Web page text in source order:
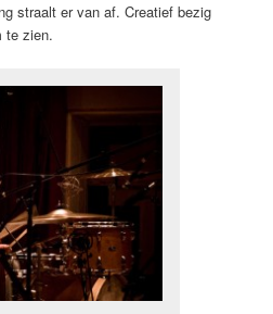
straalt er van af. Creatief bezig
te zien.